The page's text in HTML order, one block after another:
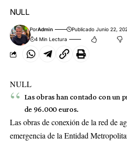
NULL
PorAdmin Publicado Junio 22,
4 Min Lectura
NULL
Las obras han contado con un
de 96.000 euros.
Las obras de conexión de la red de
emergencia de la Entidad